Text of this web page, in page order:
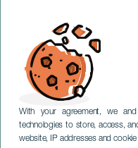
With your agreement, we
technologies to store, access,
website, IP addresses and